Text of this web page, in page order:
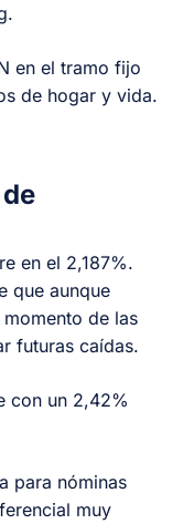
en el tramo fijo
de hogar y vida.
en el 2,187%.
que aunque
de las
futuras caídas.
con un 2,42%
para nóminas
muy